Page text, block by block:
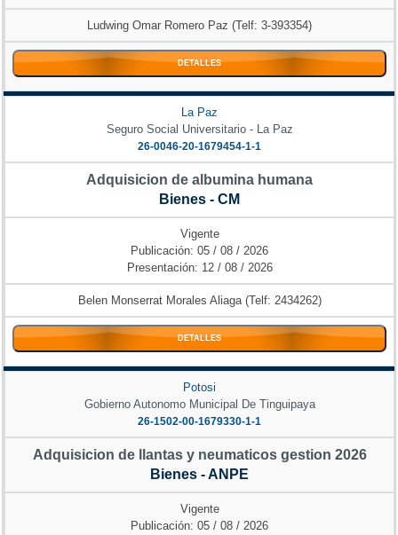
Ludwing Omar Romero Paz (Telf: 3-393354)
DETALLES
La Paz
Seguro Social Universitario - La Paz
26-0046-20-1679454-1-1
Adquisicion de albumina humana
Bienes - CM
Vigente
Publicación: 05 / 08 / 2026
Presentación: 12 / 08 / 2026
Belen Monserrat Morales Aliaga (Telf: 2434262)
DETALLES
Potosi
Gobierno Autonomo Municipal De Tinguipaya
26-1502-00-1679330-1-1
Adquisicion de llantas y neumaticos gestion 2026
Bienes - ANPE
Vigente
Publicación: 05 / 08 / 2026